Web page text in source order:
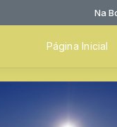
Na Boca
Página Inicial